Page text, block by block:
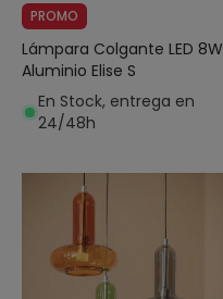
PROMO
Lámpara Colgante LED 8W
Aluminio Elise S
En Stock, entrega en
24/48h